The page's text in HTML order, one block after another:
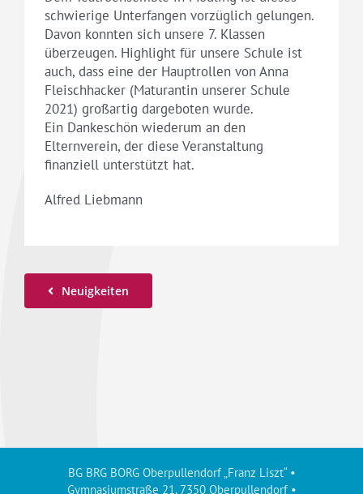
schwierige Unterfangen vorzüglich gelungen.
Davon konnten sich unsere 7. Klassen
überzeugen. Highlight für unsere Schule ist
auch, dass eine der Hauptrollen von Anna
Fleischhacker (Maturantin unserer Schule
2021) großartig dargeboten wurde.
Ein Dankeschön wiederum an den
Elternverein, der diese Veranstaltung
finanziell unterstützt hat.
Alfred Liebmann
Neuigkeiten
BG BRG BORG Oberpullendorf „Franz Liszt“ •
Gymnasiumstraße 21, 7350 Oberpullendorf •